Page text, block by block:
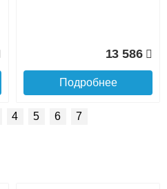
13 586
Подробнее
4 5 6 7